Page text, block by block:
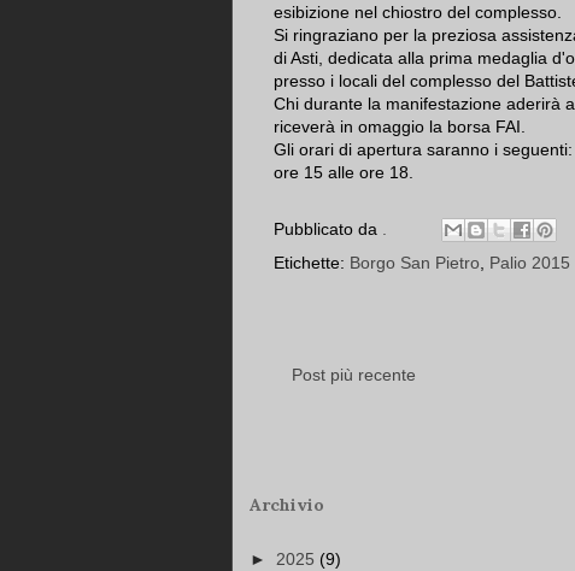
esibizione nel chiostro del complesso.
Si ringraziano per la preziosa
di Asti, dedicata alla prima medaglia
presso i locali del complesso del
Chi durante la manifestazione aderirà
riceverà in omaggio la borsa FAI.
Gli orari di apertura saranno i
ore 15 alle ore 18.
Pubblicato da
Etichette: Borgo San Pietro, Palio 2015
Post più recente
Archivio
► 2025 (9)